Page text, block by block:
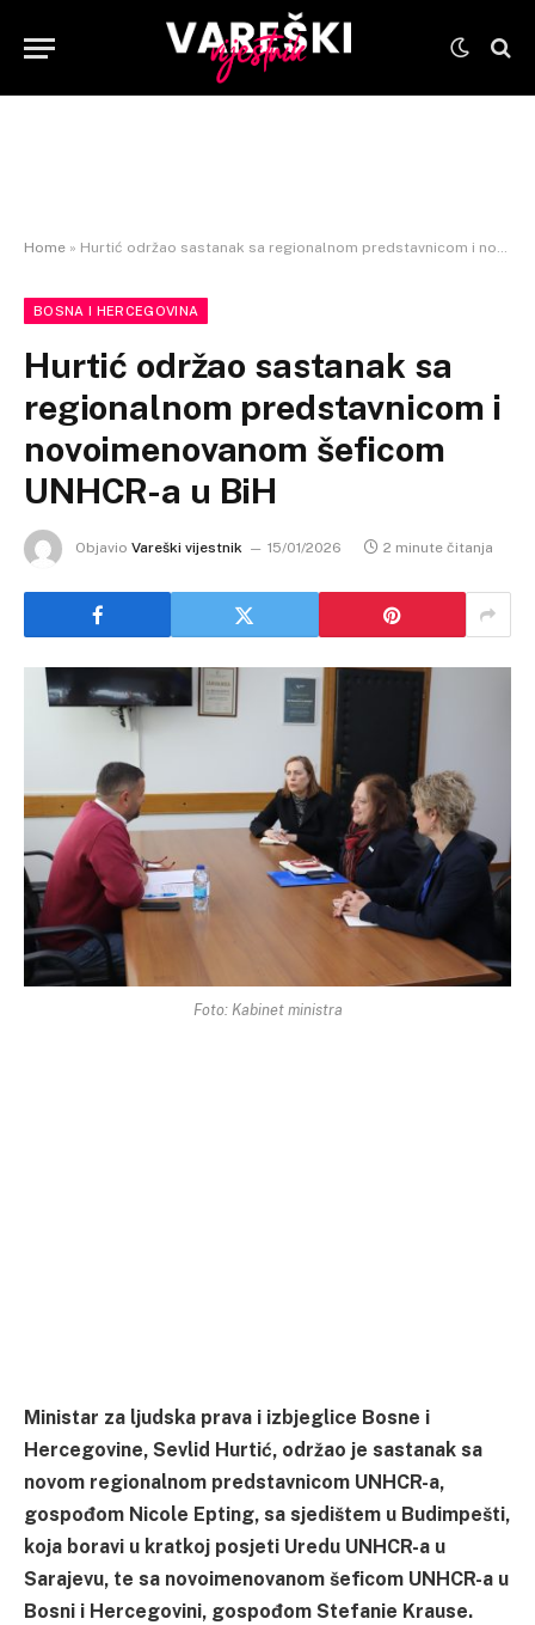
Home » Hurtić održao sastanak sa regionalnom predstavnicom i novoimenovanom šeficom UNHCR-a u BiH
BOSNA I HERCEGOVINA
Hurtić održao sastanak sa
regionalnom predstavnicom i
novoimenovanom šeficom
UNHCR-a u BiH
Objavio Vareški vijestnik 15/01/2026 2 minute čitanja
Foto: Kabinet ministra
Ministar za ljudska prava i izbjeglice Bosne i
Hercegovine, Sevlid Hurtić, održao je sastanak sa
novom regionalnom predstavnicom UNHCR-a,
gospođom Nicole Epting, sa sjedištem u Budimpešti,
koja boravi u kratkoj posjeti Uredu UNHCR-a u
Sarajevu, te sa novoimenovanom šeficom UNHCR-a u
Bosni i Hercegovini, gospođom Stefanie Krause.